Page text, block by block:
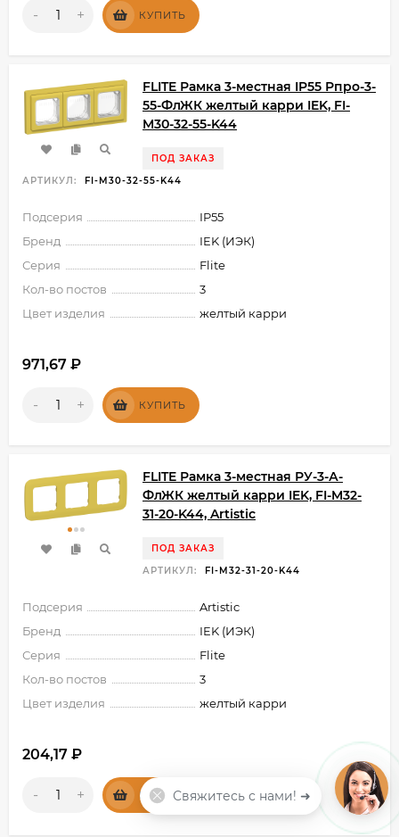
- + КУПИТЬ
FLITE Рамка 3-местная IP55 Рпро-3-
55-ФлЖК желтый карри IEK, FI-
M30-32-55-K44
ПОД ЗАКАЗ
АРТИКУЛ:
FI-M30-32-55-K44
Подсерия
IP55
Бренд
IEK (ИЭК)
Серия
Flite
Кол-во постов
3
Цвет изделия
желтый карри
971,67 ₽
- + КУПИТЬ
FLITE Рамка 3-местная РУ-3-А-
ФлЖК желтый карри IEK, FI-M32-
31-20-K44, Artistic
ПОД ЗАКАЗ
АРТИКУЛ:
FI-M32-31-20-K44
Подсерия
Artistic
Бренд
IEK (ИЭК)
Серия
Flite
Кол-во постов
3
Цвет изделия
желтый карри
204,17 ₽
- + КУПИТЬСвяжитесь с нами! ➜